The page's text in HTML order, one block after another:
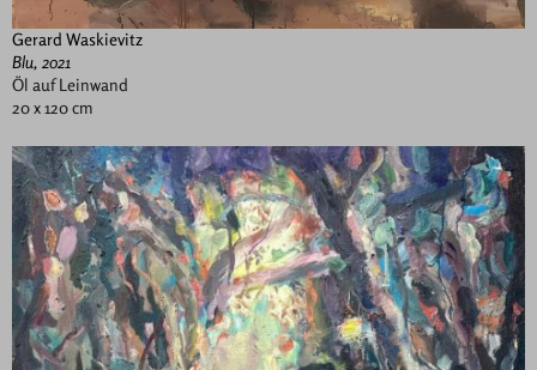
Gerard Waskievitz
Blu, 2021
Öl auf Leinwand
20 x 120 cm